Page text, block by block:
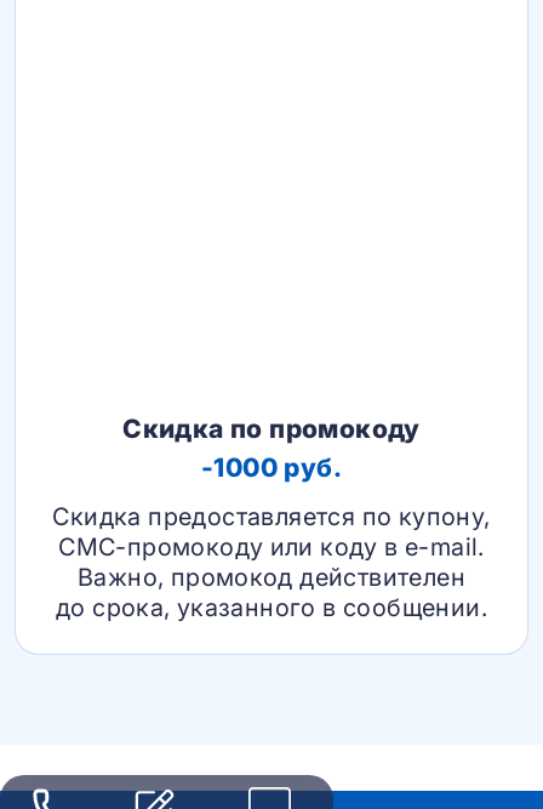
Скидка по промокоду
-1000 руб.
Скидка предоставляется по купону,
СМС-промокоду или коду в e-mail.
Важно, промокод действителен
до срока, указанного в сообщении.